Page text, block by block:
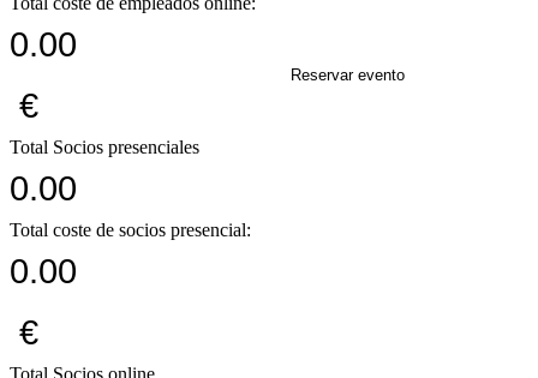
0.00
€
Total Socios presenciales
0.00
Total coste de socios presencial:
0.00
€
Total Socios online
Reservar evento